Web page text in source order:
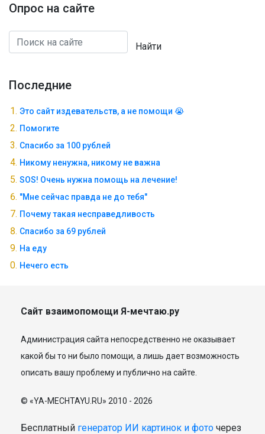
Опрос на сайте
Найти
Последние
Это сайт издевательств, а не помощи 😭
Помогите
Спасибо за 100 рублей
Никому ненужна, никому не важна
SOS! Очень нужна помощь на лечение!
"Мне сейчас правда не до тебя"
Почему такая несправедливость
Спасибо за 69 рублей
На еду
Нечего есть
Сайт взаимопомощи Я-мечтаю.ру
Администрация сайта непосредственно не оказывает
какой бы то ни было помощи, а лишь дает возможность
описать вашу проблему и публично на сайте.
© «YA-MECHTAYU.RU» 2010 - 2026
Бесплатный генератор ИИ картинок и фото через